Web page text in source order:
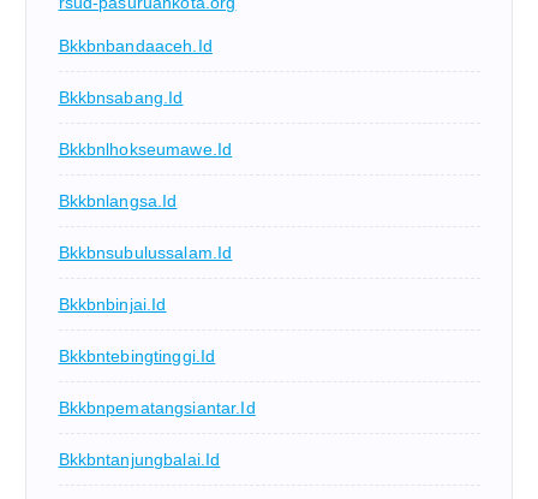
Bkkbnbandaaceh.id
Bkkbnsabang.id
Bkkbnlhokseumawe.id
Bkkbnlangsa.id
Bkkbnsubulussalam.id
Bkkbnbinjai.id
Bkkbntebingtinggi.id
Bkkbnpematangsiantar.id
Bkkbntanjungbalai.id